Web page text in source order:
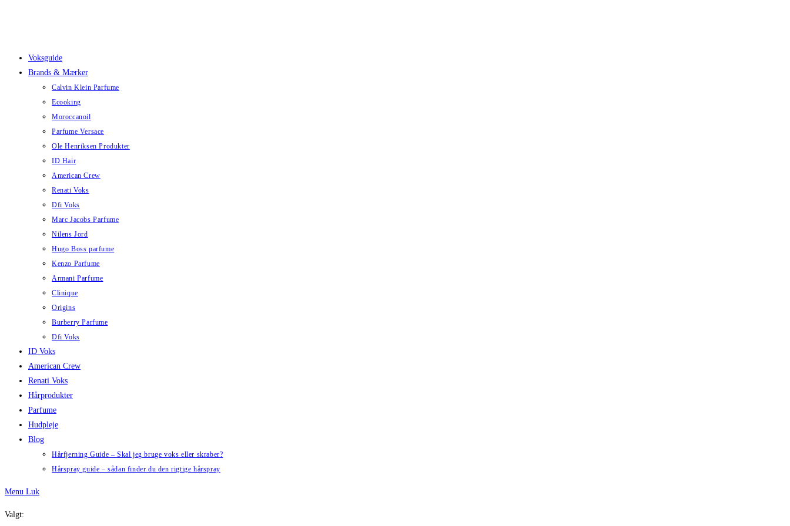
Voksguide
Brands & Mærker
Calvin Klein Parfume
Ecooking
Moroccanoil
Parfume Versace
Ole Henriksen Produkter
ID Hair
American Crew
Renati Voks
Dfi Voks
Marc Jacobs Parfume
Nilens Jord
Hugo Boss parfume
Kenzo Parfume
Armani Parfume
Clinique
Origins
Burberry Parfume
Dfi Voks
ID Voks
American Crew
Renati Voks
Hårprodukter
Parfume
Hudpleje
Blog
Hårfjerning Guide – Skal jeg bruge voks eller skraber?
Hårspray guide – sådan finder du den rigtige hårspray
Menu Luk
Valgt: